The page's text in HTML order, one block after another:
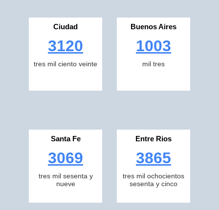
Ciudad
3120
tres mil ciento veinte
Buenos Aires
1003
mil tres
Santa Fe
3069
tres mil sesenta y
nueve
Entre Rios
3865
tres mil ochocientos
sesenta y cinco